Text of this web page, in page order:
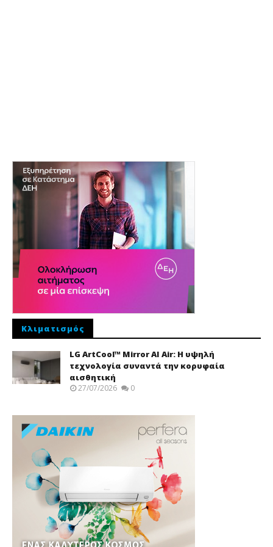
Κλιματισμός
LG ArtCool™ Mirror AI Air: Η υψηλή
τεχνολογία συναντά την κορυφαία
αισθητική
27/07/2026 0